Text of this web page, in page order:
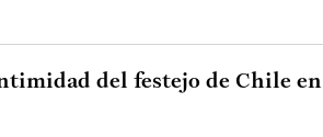
del festejo de Chile en